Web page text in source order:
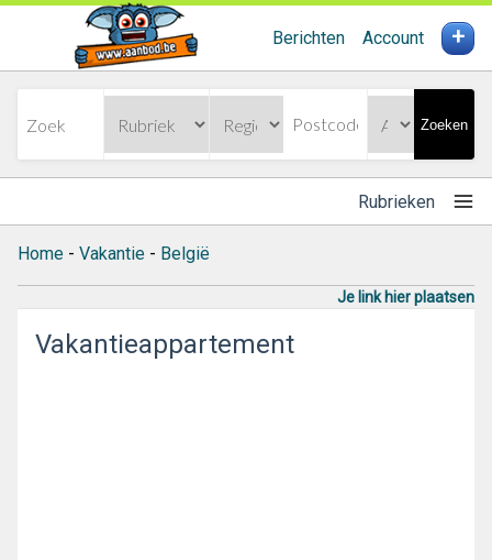
Berichten Account +
Zoeken
Rubrieken
Home - Vakantie - België
Je link hier plaatsen
Vakantieappartement